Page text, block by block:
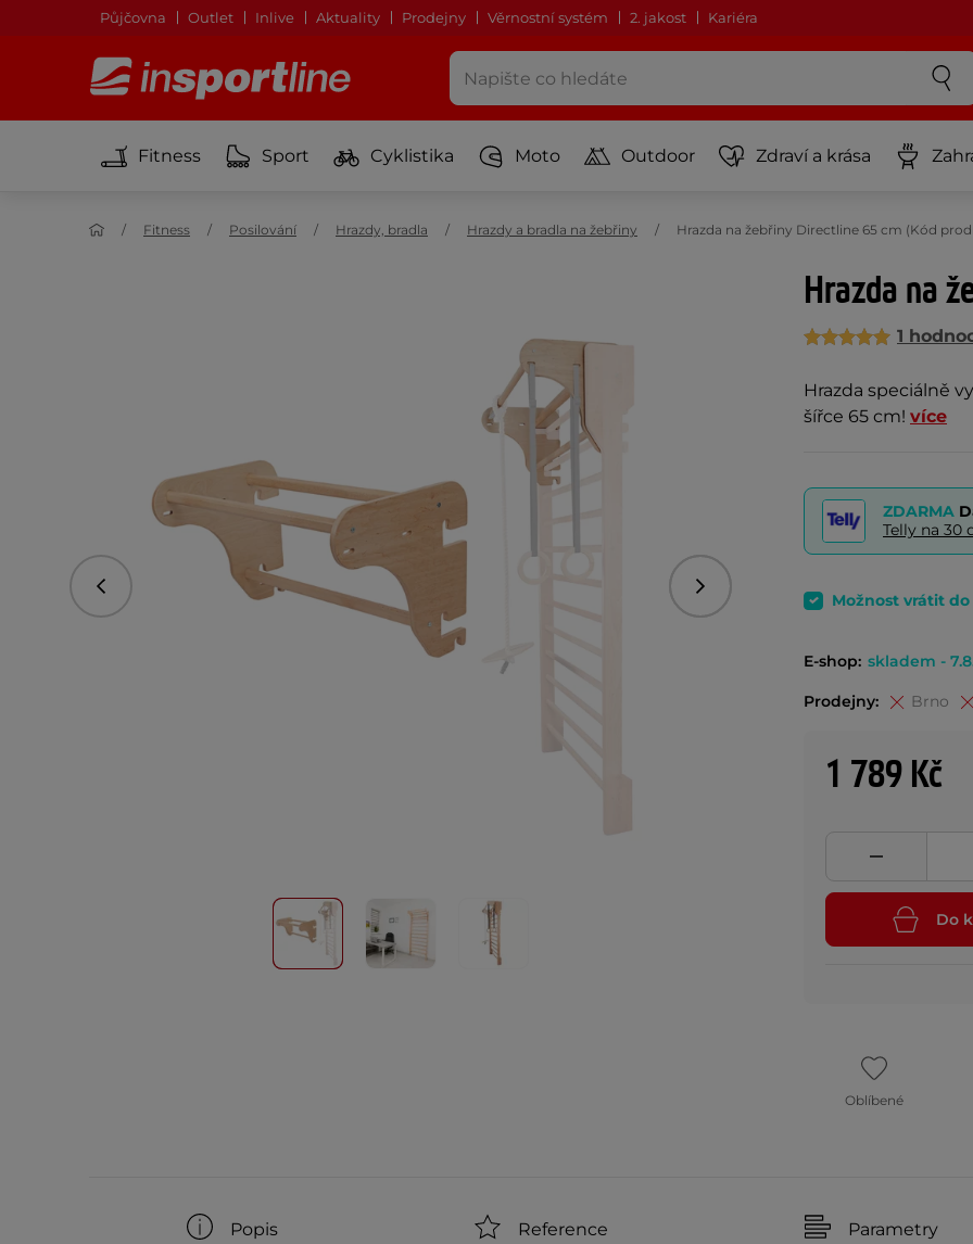
Půjčovna Outlet Inlive Aktuality Prodejny Věrnostní systém 2. jakost Kariéra
Fitness Sport Cyklistika Moto Outdoor Zdraví a krása
Fitness Posilování Hrazdy, bradla Hrazdy a bradla na žebřiny Hrazda na žebřiny Directline 65 cm (Kód
Hrazda na
1
Hrazda speciálně
šířce 65 cm! více
Předchozí Následující
ZDARMA
Telly na 30
Možnost vrátit
E-shop: skladem -
Prodejny: Brno
1 789 Kč
Do
Oblíbené
Popis Reference Parametry